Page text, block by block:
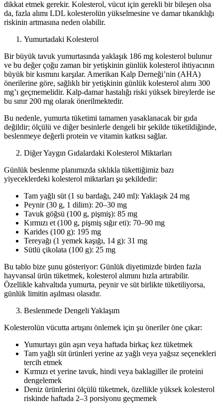
dikkat etmek gerekir. Kolesterol, vücut için gerekli bir bileşen olsa
da, fazla alımı LDL kolesterolün yükselmesine ve damar tıkanıklığı
riskinin artmasına neden olabilir.
Yumurtadaki Kolesterol
Bir büyük tavuk yumurtasında yaklaşık 186 mg kolesterol bulunur
ve bu değer çoğu zaman bir yetişkinin günlük kolesterol ihtiyacının
büyük bir kısmını karşılar. Amerikan Kalp Derneği’nin (AHA)
önerilerine göre, sağlıklı bir yetişkinin günlük kolesterol alımı 300
mg’ı geçmemelidir. Kalp-damar hastalığı riski yüksek bireylerde ise
bu sınır 200 mg olarak önerilmektedir.
Bu nedenle, yumurta tüketimi tamamen yasaklanacak bir gıda
değildir; ölçülü ve diğer besinlerle dengeli bir şekilde tüketildiğinde,
beslenmeye değerli protein ve vitamin katkısı sağlar.
Diğer Yaygın Gıdalardaki Kolesterol Miktarları
Günlük beslenme planımızda sıklıkla tükettiğimiz bazı
yiyeceklerdeki kolesterol miktarları şu şekildedir:
Tam yağlı süt (1 su bardağı, 240 ml): Yaklaşık 24 mg
Peynir (30 g, 1 dilim): 20–30 mg
Tavuk göğsü (100 g, pişmiş): 85 mg
Kırmızı et (100 g, pişmiş sığır eti): 70–90 mg
Karides (100 g): 195 mg
Tereyağı (1 yemek kaşığı, 14 g): 31 mg
Sütlü çikolata (100 g): 25 mg
Bu tablo bize şunu gösteriyor: Günlük diyetimizde birden fazla
hayvansal ürün tüketmek, kolesterol alımını hızla artırabilir.
Özellikle kahvaltıda yumurta, peynir ve süt birlikte tüketiliyorsa,
günlük limitin aşılması olasıdır.
Beslenmede Dengeli Yaklaşım
Kolesterolün vücutta artışını önlemek için şu öneriler öne çıkar:
Yumurtayı gün aşırı veya haftada birkaç kez tüketmek
Tam yağlı süt ürünleri yerine az yağlı veya yağsız seçenekleri
tercih etmek
Kırmızı et yerine tavuk, hindi veya baklagiller ile proteini
dengelemek
Deniz ürünlerini ölçülü tüketmek, özellikle yüksek kolesterol
riskinde haftada 2–3 porsiyonu geçmemek